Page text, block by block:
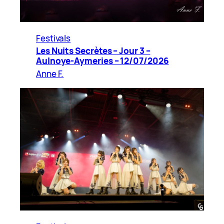
Festivals
Les Nuits Secrètes – Jour 3 –
Aulnoye-Aymeries – 12/07/2026
Anne F.